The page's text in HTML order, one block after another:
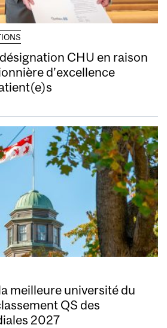
CHU en raison
d’excellence
meilleure université du
QS des
2027